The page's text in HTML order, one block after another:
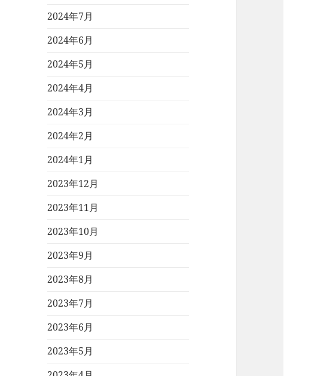
2024年7月
2024年6月
2024年5月
2024年4月
2024年3月
2024年2月
2024年1月
2023年12月
2023年11月
2023年10月
2023年9月
2023年8月
2023年7月
2023年6月
2023年5月